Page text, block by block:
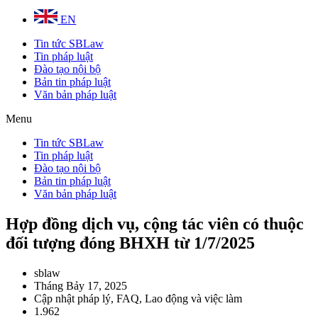
EN
Tin tức SBLaw
Tin pháp luật
Đào tạo nội bộ
Bản tin pháp luật
Văn bản pháp luật
Menu
Tin tức SBLaw
Tin pháp luật
Đào tạo nội bộ
Bản tin pháp luật
Văn bản pháp luật
Hợp đồng dịch vụ, cộng tác viên có thuộc
đối tượng đóng BHXH từ 1/7/2025
sblaw
Tháng Bảy 17, 2025
Cập nhật pháp lý, FAQ, Lao động và việc làm
1.962